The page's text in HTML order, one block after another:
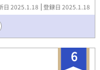
日 2025.1.18 登録日 2025.1.18
6